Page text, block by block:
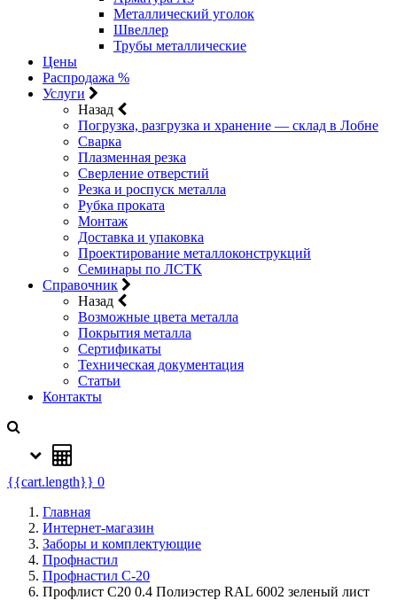
Металлический уголок
Швеллер
Трубы металлические
Цены
Распродажа %
Услуги
Назад
Погрузка, разгрузка и хранение — склад в Лобне
Сварка
Плазменная резка
Сверление отверстий
Резка и роспуск металла
Рубка проката
Монтаж
Доставка и упаковка
Проектирование металлоконструкций
Семинары по ЛСТК
Справочник
Назад
Возможные цвета металла
Покрытия металла
Сертификаты
Техническая документация
Статьи
Контакты
{{cart.length}} 0
Главная
Интернет-магазин
Заборы и комплектующие
Профнастил
Профнастил С-20
Профлист С20 0.4 Полиэстер RAL 6002 зеленый лист